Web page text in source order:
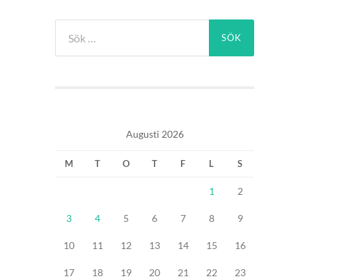
efter:
Augusti 2026
M T O T F L S
1 2
3 4 5 6 7 8 9
10 11 12 13 14 15 16
17 18 19 20 21 22 23